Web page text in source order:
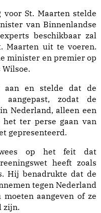
St. Maarten stelde
van Binnenlandse
beschikbaar zal
Maarten uit te voeren.
minister en premier op
aan en stelde dat de
aangepast, zodat de
Nederland, alleen een
ter perse gaan van
gepresenteerd.
wees op het feit dat
heeft zoals
Hij benadrukte dat de
tegen Nederland
aangeven of ze
zijn.